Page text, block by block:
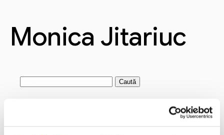
Monica Jitariuc
Caută